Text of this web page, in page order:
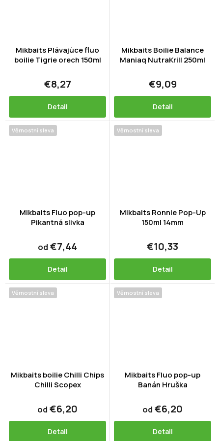
Mikbaits Plávajúce fluo
boilie Tigrie orech 150ml
€8,27
Detail
Mikbaits Boilie Balance
Maniaq NutraKrill 250ml
€9,09
Detail
Věrnostní sleva
Mikbaits Fluo pop-up
Pikantná slivka
od €7,44
Detail
Věrnostní sleva
Mikbaits Ronnie Pop-Up
150ml 14mm
€10,33
Detail
Věrnostní sleva
Mikbaits boilie Chilli Chips
Chilli Scopex
od €6,20
Detail
Věrnostní sleva
Mikbaits Fluo pop-up
Banán Hruška
od €6,20
Detail